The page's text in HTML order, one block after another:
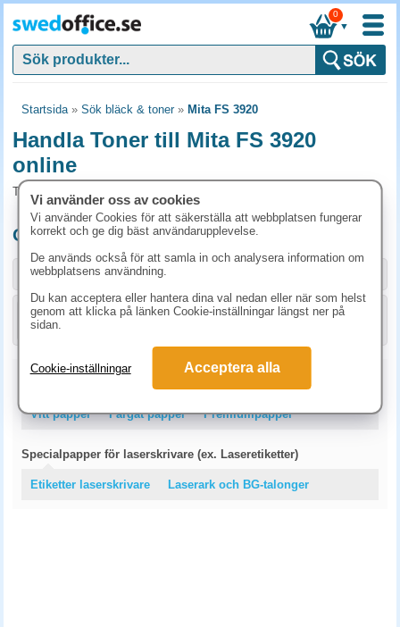
▼
0
Startsida» Sök bläck & toner» Mita FS 3920
Handla Toner till Mita FS 3920
online
Toner och tillbehör som passar till Mita FS 3920
Originalprodukter till Mita FS 3920
Storlek / info Art.nr
1T02LX0NLC KÖP
Vitt papper Färgat papper Premiumpapper
Specialpapper för laserskrivare (ex. Laseretiketter)
Etiketter laserskrivare Laserark och BG-talonger
Vi använder oss av cookies
Vi använder Cookies för att säkerställa att webbplatsen fungerar
korrekt och ge dig bäst användarupplevelse.
De används också för att samla in och analysera information om
webbplatsens användning.
Du kan acceptera eller hantera dina val nedan eller när som helst
genom att klicka på länken Cookie-inställningar längst ner på
sidan.
Cookie-inställningar Acceptera alla